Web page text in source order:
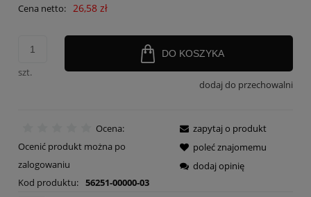
Cena netto: 26,58 zł
szt.
DO KOSZYKA
dodaj do przechowalni
Ocena:
Ocenić produkt można po
zalogowaniu
Kod produktu: 56251-00000-03
zapytaj o produkt
poleć znajomemu
dodaj opinię